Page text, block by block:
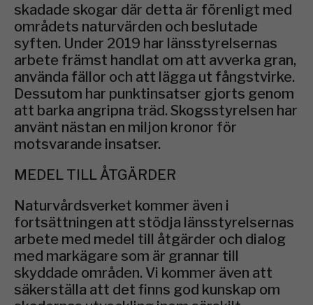
skadade skogar där detta är förenligt med
områdets naturvärden och beslutade
syften. Under 2019 har länsstyrelsernas
arbete främst handlat om att avverka gran,
använda fällor och att lägga ut fångstvirke.
Dessutom har punktinsatser gjorts genom
att barka angripna träd. Skogsstyrelsen har
använt nästan en miljon kronor för
motsvarande insatser.
MEDEL TILL ÅTGÄRDER
Naturvårdsverket kommer även i
fortsättningen att stödja länsstyrelsernas
arbete med medel till åtgärder och dialog
med markägare som är grannar till
skyddade områden. Vi kommer även att
säkerställa att det finns god kunskap om